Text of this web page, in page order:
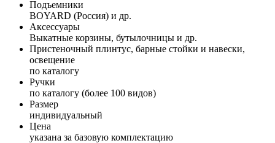
Подъемники
BOYARD (Россия) и др.
Аксессуары
Выкатные корзины, бутылочницы и др.
Пристеночный плинтус, барные стойки и навески,
освещение
по каталогу
Ручки
по каталогу (более 100 видов)
Размер
индивидуальный
Цена
указана за базовую комплектацию